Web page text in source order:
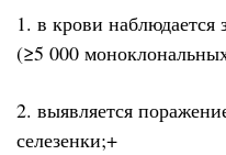
1. в крови
(≥5 000
2. выявляется
селезенки;+